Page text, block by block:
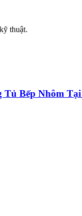
thuật.
Bếp Nhôm Tại